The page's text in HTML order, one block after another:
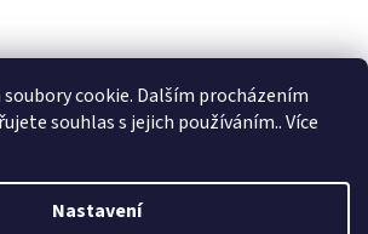
cookie. Dalším procházením
souhlas s jejich používáním.. Více
Nastavení
na Instagramu
Vytvořil Shoptet